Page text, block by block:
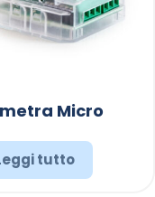
Micro
tutto